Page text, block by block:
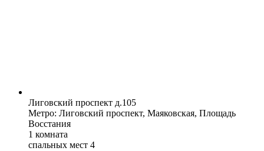
Лиговский проспект д.105
Метро: Лиговский проспект, Маяковская, Площадь
Восстания
1 комната
спальных мест 4